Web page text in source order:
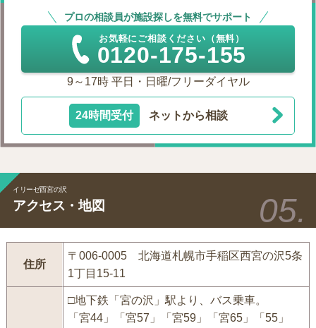
プロの相談員が施設探しを無料でサポート
お気軽にご相談ください（無料）
0120-175-155
9～17時 平日・日曜/フリーダイヤル
24時間受付 ネットから相談
イリーゼ西宮の沢
アクセス・地図
住所
〒006-0005 北海道札幌市手稲区西宮の沢5条
1丁目15-11
□地下鉄「宮の沢」駅より、バス乗車。
「宮44」「宮57」「宮59」「宮65」「55」